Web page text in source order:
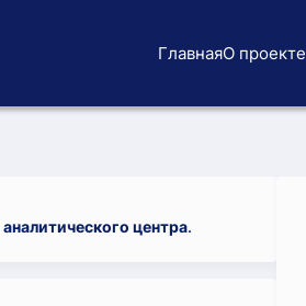
ГлавнаяО проекте
аналитического центра.